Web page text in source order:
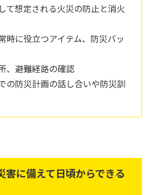
て想定される火災の防止と消火
時に役立つアイテム、防災バッ
、避難経路の確認
の防災計画の話し合いや防災訓
害に備えて日頃からできる